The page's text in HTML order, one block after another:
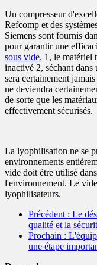
Un compresseur
Refcomp et des
Siemens sont fournis
pour garantir une
sous vide. 1, le matériel
inactivé 2, séchant dans
sera certainement
ne deviendra
de sorte que les
effectivement sécurisés.
La lyophilisation ne se
environnements
vide doit être utilisé
l'environnement. Le
lyophilisateurs.
Précédent : Le
qualité et la
Prochain :
une étape